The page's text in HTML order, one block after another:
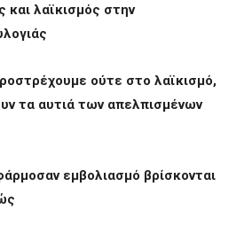
και λαϊκισμός στην
ούτε στο λαϊκισμό,
τα αυτιά των απελπισμένων
εμβολιασμό βρίσκονται